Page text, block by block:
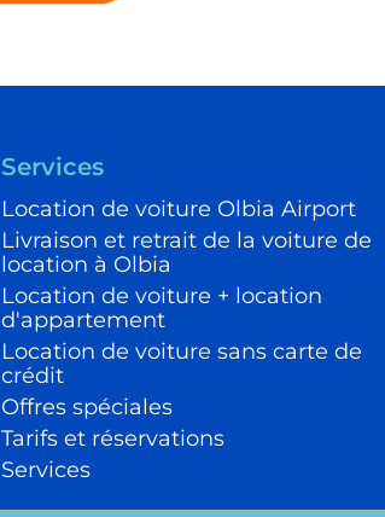
Services
Location de voiture Olbia Airport
Livraison et retrait de la voiture de
location à Olbia
Location de voiture + location
d'appartement
Location de voiture sans carte de
crédit
Offres spéciales
Tarifs et réservations
Services